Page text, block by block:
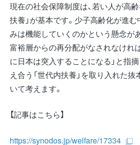
現在の社会保障制度は、若い人が高
扶養」が基本です。少子高齢化が進む
みは機能していくのかという懸念が
富裕層からの再分配がなされなけれ
に日本は突入することになる」と指
え合う「世代内扶養」を取り入れた
いて考えます。
【記事はこちら】
https://synodos.jp/welfare/17334